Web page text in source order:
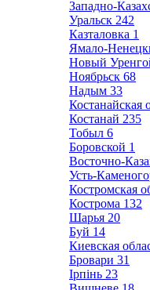
Западно-
Уральск 242
Казталовка 1
Ямало-
Новый
Ноябрьск 68
Надым 33
Костанайская
Костанай 235
Тобыл 6
Боровской 1
Восточно-
Усть-
Костромская
Кострома 132
Шарья 20
Буй 14
Киевская
Бровари 31
Ірпінь 23